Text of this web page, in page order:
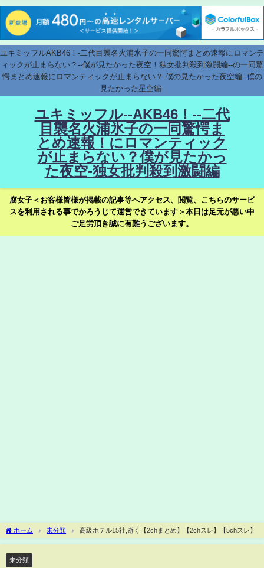
ユキミッフルAKB46！-二代目襲名火浦氷子の一同驚愕まとめ速報にロマンテ
ィックが止まらない？--僕が見たかった夜空！独女批判殺到激闘編--の一同驚
愕まとめ速報にロマンティックが止まらない？-僕の見たかった夜空編--僕の
見たかった星空編-
ユキミッフル--AKB46！--二代
目襲名火浦氷子の一同驚愕ま
とめ速報！にロマンティック
が止まらない？僕が見たかっ
た夜空-独女批判殺到激闘編
腐女子＜お客様皆様が掲載の記事等へアクセス、閲覧、こちらのサービ
スを利用される事でかろうじて運営できています＞本日は足元が悪い中
ご足労頂き誠に有難うございます。
ホーム 未分類 高級ホテル15社,逝く【2chまとめ】【2chスレ】【5chスレ】
未分類